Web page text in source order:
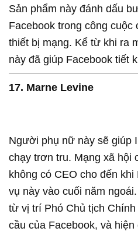
Sản phẩm này đánh dấu
Facebook trong công
thiết bị mạng. Kể từ khi ra
này đã giúp Facebook tiết
17. Marne Levine
Người phụ nữ này sẽ giúp
chạy trơn tru. Mạng xã hội
không có CEO cho đến
vụ này vào cuối năm
từ vị trí Phó Chủ tịch
cầu của Facebook, và